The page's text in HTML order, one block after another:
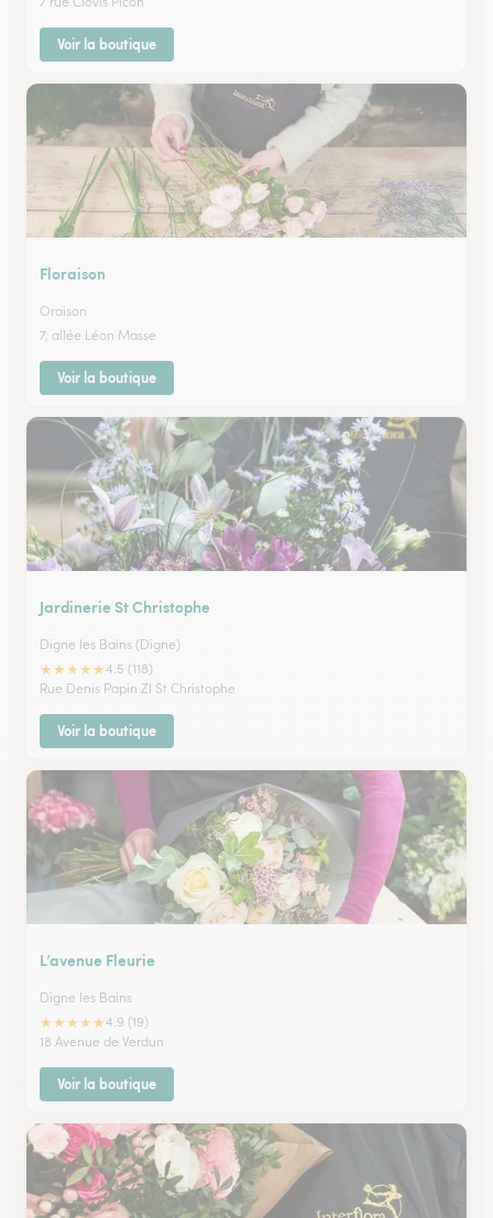
Voir la boutique
Floraison
Oraison
7, allée Léon Masse
Voir la boutique
Jardinerie St Christophe
Digne les Bains (Digne)
★★★★★4.5 (118)
Rue Denis Papin ZI St Christophe
Voir la boutique
L’avenue Fleurie
Digne les Bains
★★★★★4.9 (19)
18 Avenue de Verdun
Voir la boutique